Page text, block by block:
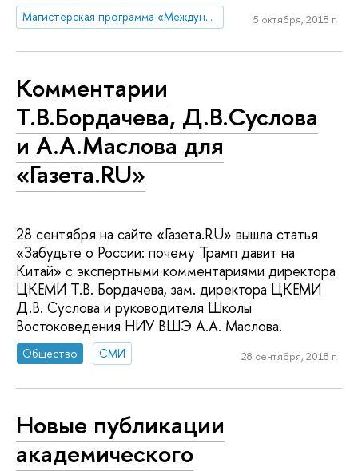
Магистерская программа «Международная торговая политика»
5 октября, 2018 г.
Комментарии
Т.В.Бордачева, Д.В.Суслова
и А.А.Маслова для
«Газета.RU»
28 сентября на сайте «Газета.RU» вышла статья
«Забудьте о России: почему Трамп давит на
Китай» с экспертными комментариями директора
ЦКЕМИ Т.В. Бордачева, зам. директора ЦКЕМИ
Д.В. Суслова и руководителя Школы
Востоковедения НИУ ВШЭ А.А. Маслова.
Общество СМИ 28 сентября, 2018 г.
Новые публикации
академического